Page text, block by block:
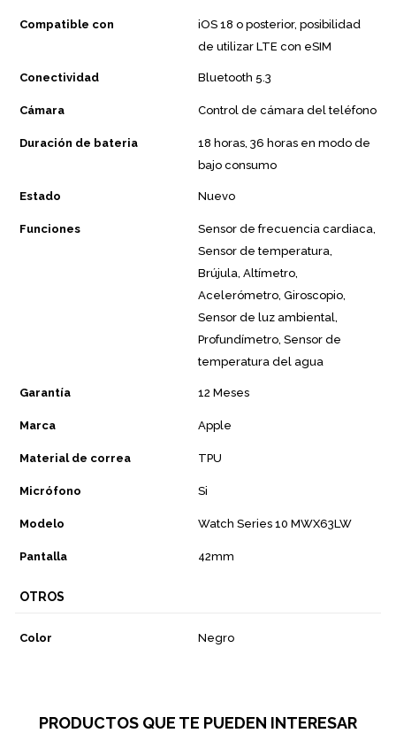
Compatible con
iOS 18 o posterior, posibilidad
de utilizar LTE con eSIM
Conectividad Bluetooth 5.3
Cámara Control de cámara del teléfono
Duración de bateria
18 horas, 36 horas en modo de
bajo consumo
Estado Nuevo
Funciones
Sensor de frecuencia cardiaca,
Sensor de temperatura,
Brújula, Altímetro,
Acelerómetro, Giroscopio,
Sensor de luz ambiental,
Profundímetro, Sensor de
temperatura del agua
Garantía 12 Meses
Marca Apple
Material de correa TPU
Micrófono Si
Modelo Watch Series 10 MWX63LW
Pantalla 42mm
OTROS
Color Negro
PRODUCTOS QUE TE PUEDEN INTERESAR